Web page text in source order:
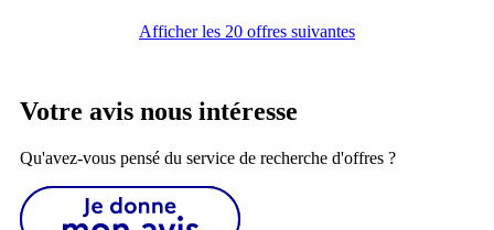
Afficher les 20 offres suivantes
Votre avis nous intéresse
Qu'avez-vous pensé du service de recherche d'offres ?